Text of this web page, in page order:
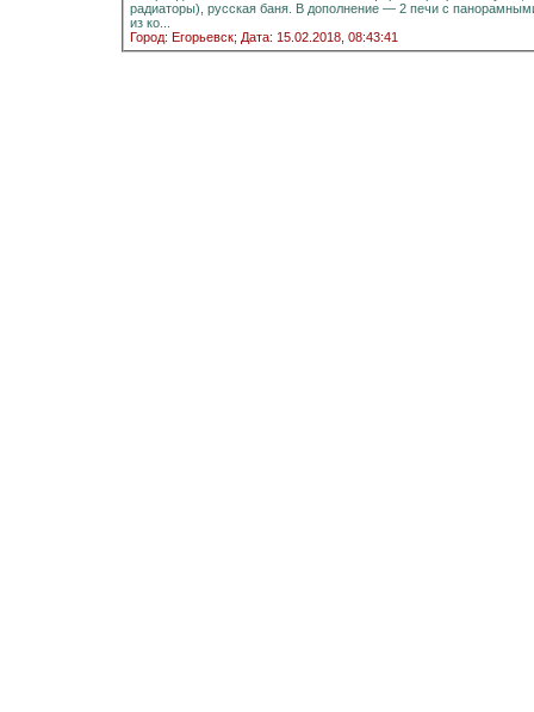
радиаторы), русская баня. В дополнение — 2 печи с панорамными стёклами.Информация на портале домиклайт.Вода
из ко...
Город: Егорьевск; Дата: 15.02.2018, 08:43:41